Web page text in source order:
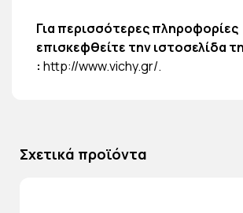
Για περισσότερες πληροφορίες
επισκεφθείτε την ιστοσελίδα
: http://www.vichy.gr/.
Σχετικά προϊόντα